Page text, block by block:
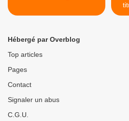
Hébergé par Overblog
Top articles
Pages
Contact
Signaler un abus
C.G.U.